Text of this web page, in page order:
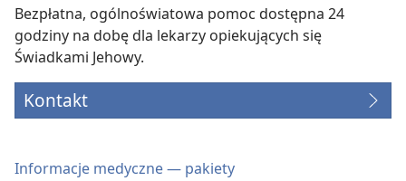
Bezpłatna, ogólnoświatowa pomoc dostępna 24
godziny na dobę dla lekarzy opiekujących się
Świadkami Jehowy.
Kontakt
Informacje medyczne — pakiety